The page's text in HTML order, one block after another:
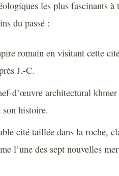
les plus fascinants à
du passé :
romain en visitant cette
J.-C.
d’œuvre architectural
son histoire.
cité taillée dans la roche,
l’une des sept nouvelles